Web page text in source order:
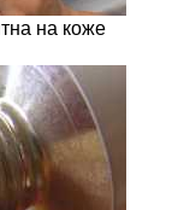
на коже